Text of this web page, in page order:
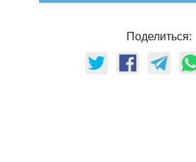
Поделиться: